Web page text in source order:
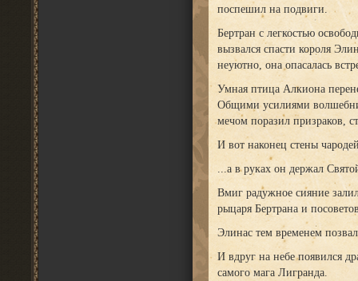
поспешил на подвиги.
Бертран с легкостью
вызвался спасти короля
неуютно, она опасалась
Умная птица Алкиона
Общими усилиями
мечом поразил призраков,
И вот наконец стены
...а в руках он держал
Вмиг радужное сияние
рыцаря Бертрана и
Элинас тем временем
И вдруг на небе появился
самого мага Лигранда.